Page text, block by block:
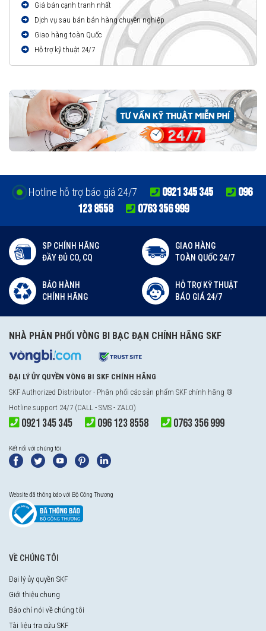
Giá bán cạnh tranh nhất
Dịch vụ sau bán bán hàng chuyên nghiệp
Giao hàng toàn Quốc
Hỗ trợ kỹ thuật 24/7
Hotline hỗ trợ báo giá 24/7 0921 345 345
096
123 8558
0763 356 999
SP CHÍNH HÃNG
ĐẦY ĐỦ CO, CQ
GIAO HÀNG
TOÀN QUỐC 24/7
BẢO HÀNH
CHÍNH HÃNG
HỖ TRỢ KỸ THUẬT
BÁO GIÁ 24/7
NHÀ PHÂN PHỐI VÒNG BI BẠC ĐẠN CHÍNH HÃNG SKF
ĐẠI LÝ ỦY QUYỀN VÒNG BI SKF CHÍNH HÃNG
SKF Authorized Distributor - Phân phối các sản phẩm SKF chính hãng ®
Hotline support 24/7 (CALL - SMS - ZALO)
0921 345 345 096 123 8558 0763 356 999
Kết nối với chúng tôi
Website đã thông báo với Bộ Công Thương
VỀ CHÚNG TÔI
Đại lý ủy quyền SKF
Giới thiệu chung
Báo chí nói về chúng tôi
Tài liệu tra cứu SKF